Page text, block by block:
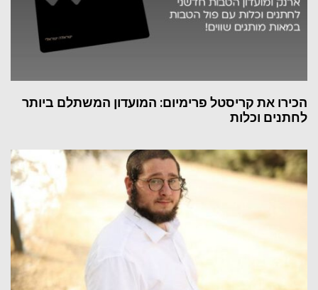
הכירו את קריסטל פרימיום: המועדון המשתלם ביותר
לחתנים וכלות